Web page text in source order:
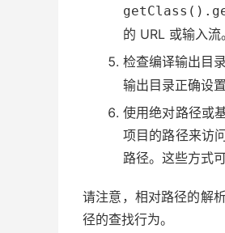
的 URL 或输入流
检查编译输出目
输出目录正确设
使用绝对路径或
项目的路径来访
路径。这些方式
请注意，相对路径的解
径的查找行为。